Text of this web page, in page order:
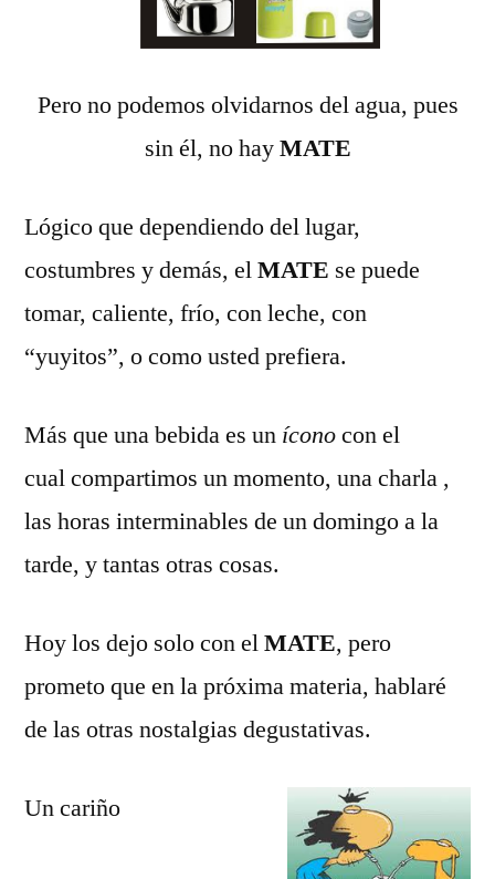
Pero no podemos olvidarnos del agua, pues
sin él, no hayMATE
Lógico que dependiendo del lugar,
costumbres y demás, elMATE se puede
tomar, caliente, frío, con leche, con
“yuyitos”, o como usted prefiera.
Más que una bebida es un íconocon el
cual compartimos un momento, una charla ,
las horas interminables de un domingo a la
tarde, y tantas otras cosas.
Hoy los dejo solo con elMATE, pero
prometo que en la próxima materia, hablaré
de las otras nostalgias degustativas.
Un cariño